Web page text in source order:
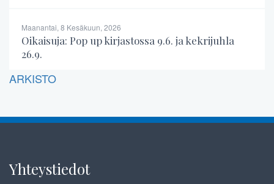
Maanantai, 8 Kesäkuun, 2026
Oikaisuja: Pop up kirjastossa 9.6. ja kekrijuhla
26.9.
ARKISTO
Yhteystiedot